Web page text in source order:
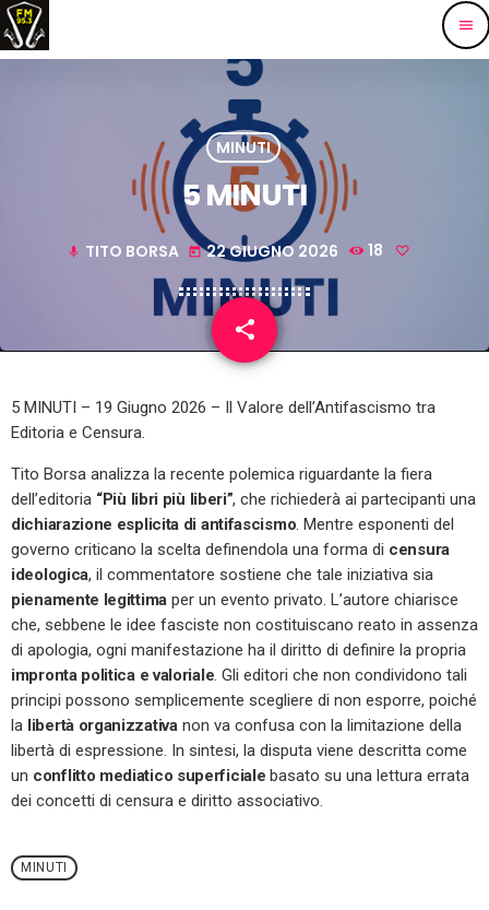
menu
MINUTI
5 MINUTI
mic TITO BORSA today 22 GIUGNO 2026 18
share
email
5 MINUTI – 19 Giugno 2026 – Il Valore dell’Antifascismo tra
Editoria e Censura.
Tito Borsa analizza la recente polemica riguardante la fiera
dell’editoria “Più libri più liberi”, che richiederà ai partecipanti una
dichiarazione esplicita di antifascismo. Mentre esponenti del
governo criticano la scelta definendola una forma di censura
ideologica, il commentatore sostiene che tale iniziativa sia
pienamente legittima per un evento privato. L’autore chiarisce
che, sebbene le idee fasciste non costituiscano reato in assenza
di apologia, ogni manifestazione ha il diritto di definire la propria
impronta politica e valoriale. Gli editori che non condividono tali
principi possono semplicemente scegliere di non esporre, poiché
la libertà organizzativanon va confusa con la limitazione della
libertà di espressione. In sintesi, la disputa viene descritta come
un conflitto mediatico superficiale basato su una lettura errata
dei concetti di censura e diritto associativo.
MINUTI